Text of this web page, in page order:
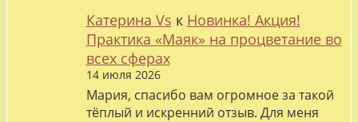
Катерина Vs к Новинка! Акция!
Практика «Маяк» на процветание во
всех сферах
14 июля 2026
Мария, спасибо вам огромное за такой
тёплый и искренний отзыв. Для меня